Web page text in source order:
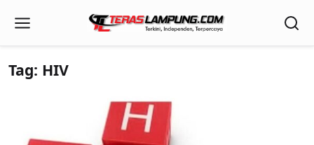
Tag: HIV